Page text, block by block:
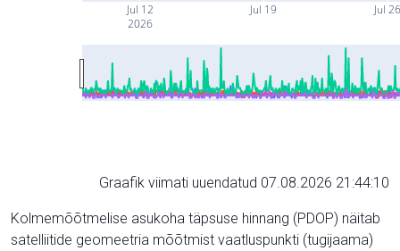
Jul 12
2026
Jul 19 Jul
Graafik viimati uuendatud 07.08.2026 21:44:10
Kolmemõõtmelise asukoha täpsuse hinnang (PDOP) näitab
satelliitide geomeetria mõõtmist vaatluspunkti (tugijaama)